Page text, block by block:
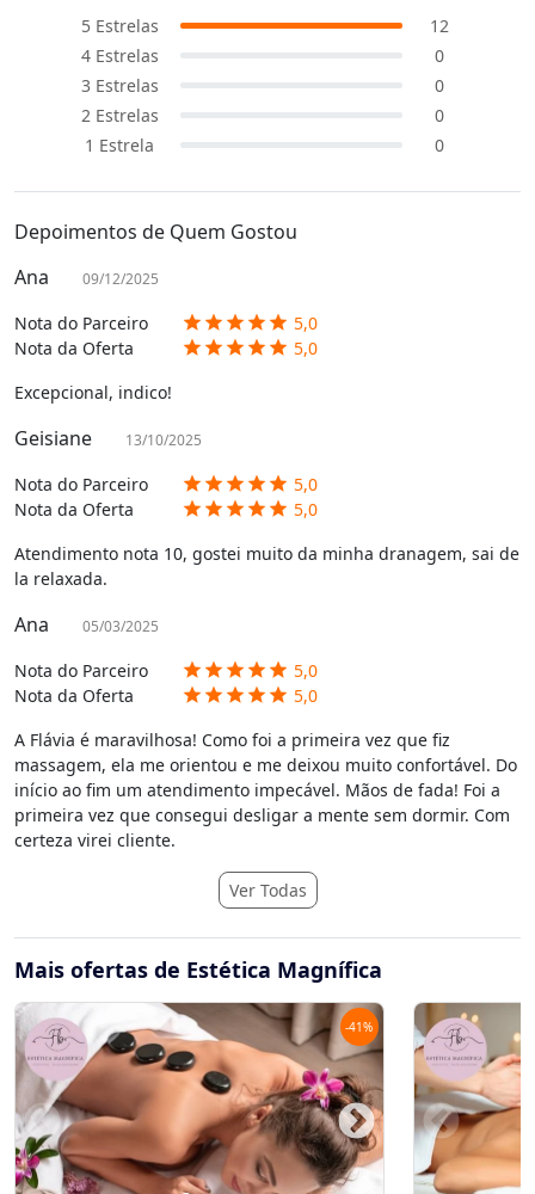
5 Estrelas
12
4 Estrelas
0
3 Estrelas
0
2 Estrelas
0
1 Estrela 0
Depoimentos de Quem Gostou
Ana
09/12/2025
Nota do Parceiro star star star star star 5,0
Nota da Oferta
star star star star star 5,0
Excepcional, indico!
Geisiane 13/10/2025
Nota do Parceiro star star star star star 5,0
Nota da Oferta
star star star star star 5,0
Atendimento nota 10, gostei muito da minha dranagem, sai de
la relaxada.
Ana 05/03/2025
Nota do Parceiro star star star star star 5,0
Nota da Oferta
star star star star star 5,0
A Flávia é maravilhosa! Como foi a primeira vez que fiz
massagem, ela me orientou e me deixou muito confortável. Do
início ao fim um atendimento impecável. Mãos de fada! Foi a
primeira vez que consegui desligar a mente sem dormir. Com
certeza virei cliente.
Ver Todas
Mais ofertas de Estética Magnífica
-41%